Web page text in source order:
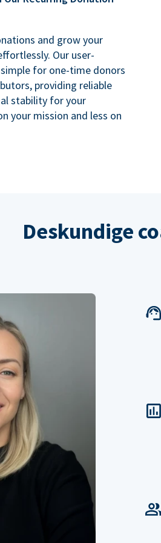
and grow your
Our user-
for one-time donors
providing reliable
stability for your
your mission and less on
Deskundige